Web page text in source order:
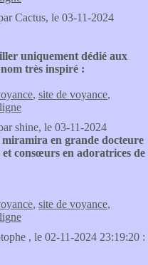
Cactus, le 03-11-2024
uniquement dédié aux
très inspiré :
, site de voyance,
shine, le 03-11-2024
en grande docteure
consœurs en adoratrices de
, site de voyance,
, le 02-11-2024 23:19:20 :